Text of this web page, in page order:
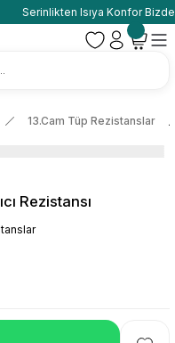
Serinlikten Isıya Konfor
13.Cam Tüp Rezistanslar
Rezistansı